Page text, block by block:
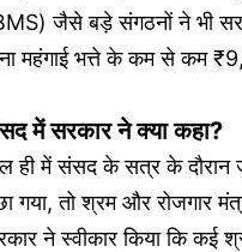
जैसे बड़े संगठनों ने भी
महंगाई भत्ते के कम से कम
में सरकार ने क्या कहा?
ही में संसद के सत्र के
गया, तो श्रम और रोजगार
ने स्वीकार किया कि कई